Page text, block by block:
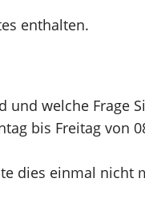
enthalten.
welche Frage
bis Freitag von
dies einmal